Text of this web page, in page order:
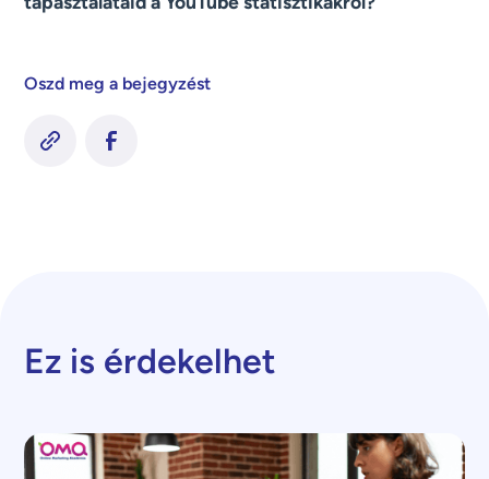
Oszd meg a bejegyzést
Ez is érdekelhet